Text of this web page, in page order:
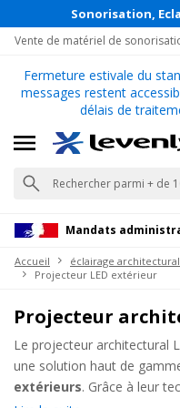
Sonorisation,
Vente de matériel de
Fermeture estivale du
messages restent
délais de
Mandats
Accueil éclairage architectural
Projecteur LED extérieur
Projecteur
Le projecteur architectural
une solution haut de
extérieurs. Grâce à leur